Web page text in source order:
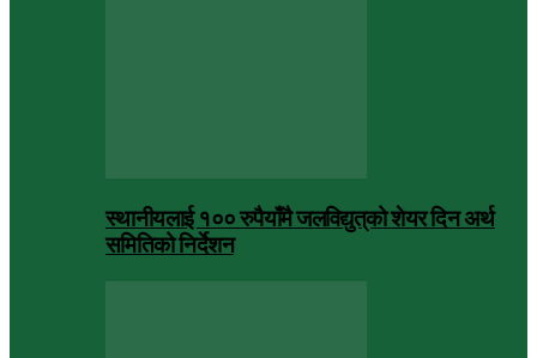
स्थानीयलाई १०० रुपैयाँमै जलविद्युत्‌को शेयर दिन अर्थ
समितिको निर्देशन